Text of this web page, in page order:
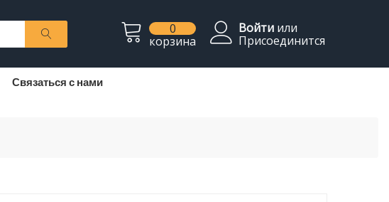
0
корзина
Войти или
Присоединится
Связаться с нами